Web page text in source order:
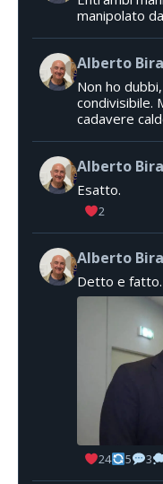
manipolato
Alberto
Non ho
condivisibile.
cadavere
Alberto
Esatto.
2
Alberto
Detto e fatto.
24 5 3